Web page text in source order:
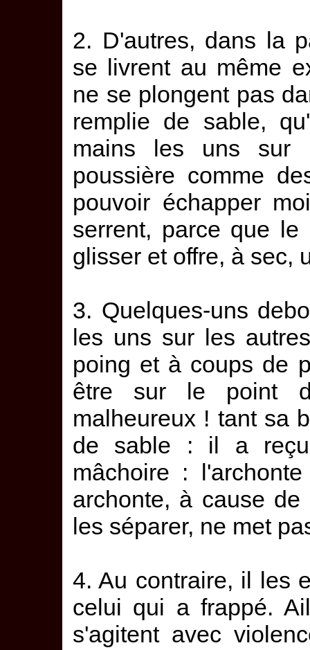
2. D'autres, dans la
se livrent au même
ne se plongent pas
remplie de sable,
mains les uns sur
poussière comme
pouvoir échapper
serrent, parce que
glisser et offre, à sec,
3. Quelques-uns
les uns sur les
poing et à coups de
être sur le point
malheureux ! tant sa
de sable : il a
mâchoire :
archonte, à cause
les séparer, ne met
4. Au contraire, il les
celui qui a frappé.
s'agitent avec